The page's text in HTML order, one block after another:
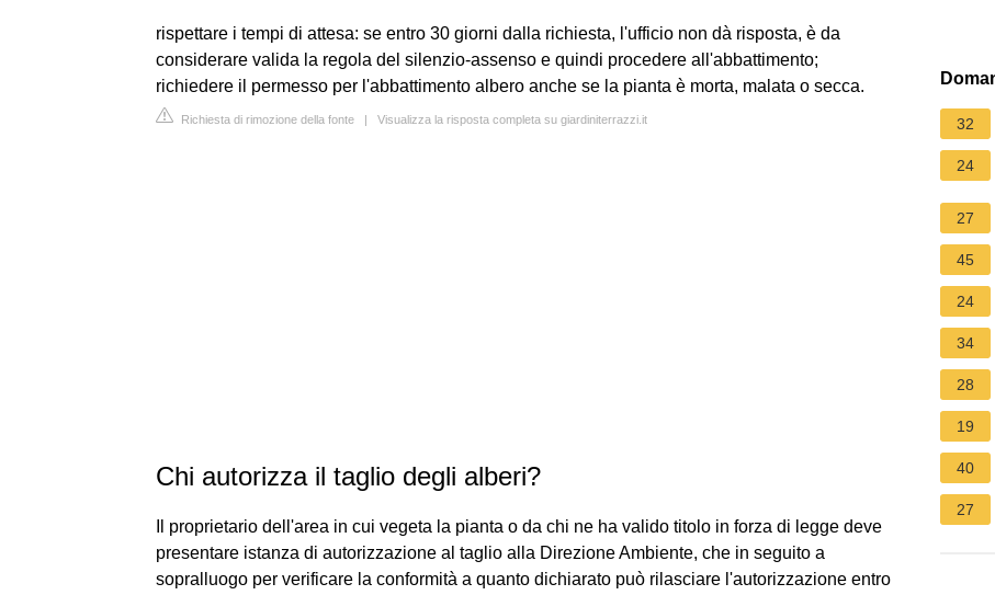
rispettare i tempi di attesa: se entro 30 giorni dalla richiesta, l'ufficio non dà risposta, è da
considerare valida la regola del silenzio-assenso e quindi procedere all'abbattimento;
richiedere il permesso per l'abbattimento albero anche se la pianta è morta, malata o secca.
Richiesta di rimozione della fonte | Visualizza la risposta completa su giardiniterrazzi.it
Chi autorizza il taglio degli alberi?
Il proprietario dell'area in cui vegeta la pianta o da chi ne ha valido titolo in forza di legge deve
presentare istanza di autorizzazione al taglio alla Direzione Ambiente, che in seguito a
sopralluogo per verificare la conformità a quanto dichiarato può rilasciare l'autorizzazione entro
32
24
27
45
24
34
28
19
40
27